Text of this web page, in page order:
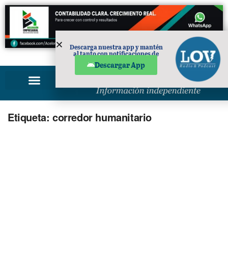
PUBLICIDAD
Etiqueta: corredor humanitario
Descarga nuestra app y mantén
al tanto con notificaciones de
Descargar App